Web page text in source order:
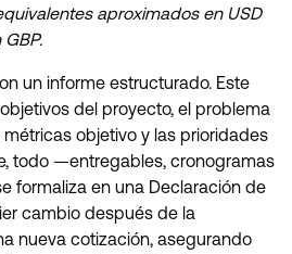
aproximados en USD
un informe estructurado. Este
del proyecto, el problema
objetivo y las prioridades
todo —entregables, cronogramas
formaliza en una Declaración de
cambio después de la
nueva cotización, asegurando